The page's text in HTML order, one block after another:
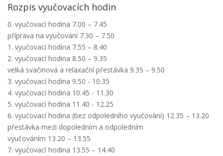
Rozpis vyučovacích hodin
0. vyučovací hodina 7.00 – 7.45
příprava na vyučování 7.30 – 7.50
1. vyučovací hodina 7.55 – 8.40
2. vyučovací hodina 8.50 – 9.35
velká svačinová a relaxační přestávka 9.35 – 9.50
3. vyučovací hodina 9.50 - 10.35
4. vyučovací hodina 10.45 - 11.30
5. vyučovací hodina 11.40 - 12.25
6. vyučovací hodina (bez odpoledního vyučování) 12.35 – 13.20
přestávka mezi dopoledním a odpoledním
vyučováním 13.20 – 13.55
7. vyučovací hodina 13.55 – 14.40